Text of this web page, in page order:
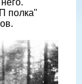
полка"